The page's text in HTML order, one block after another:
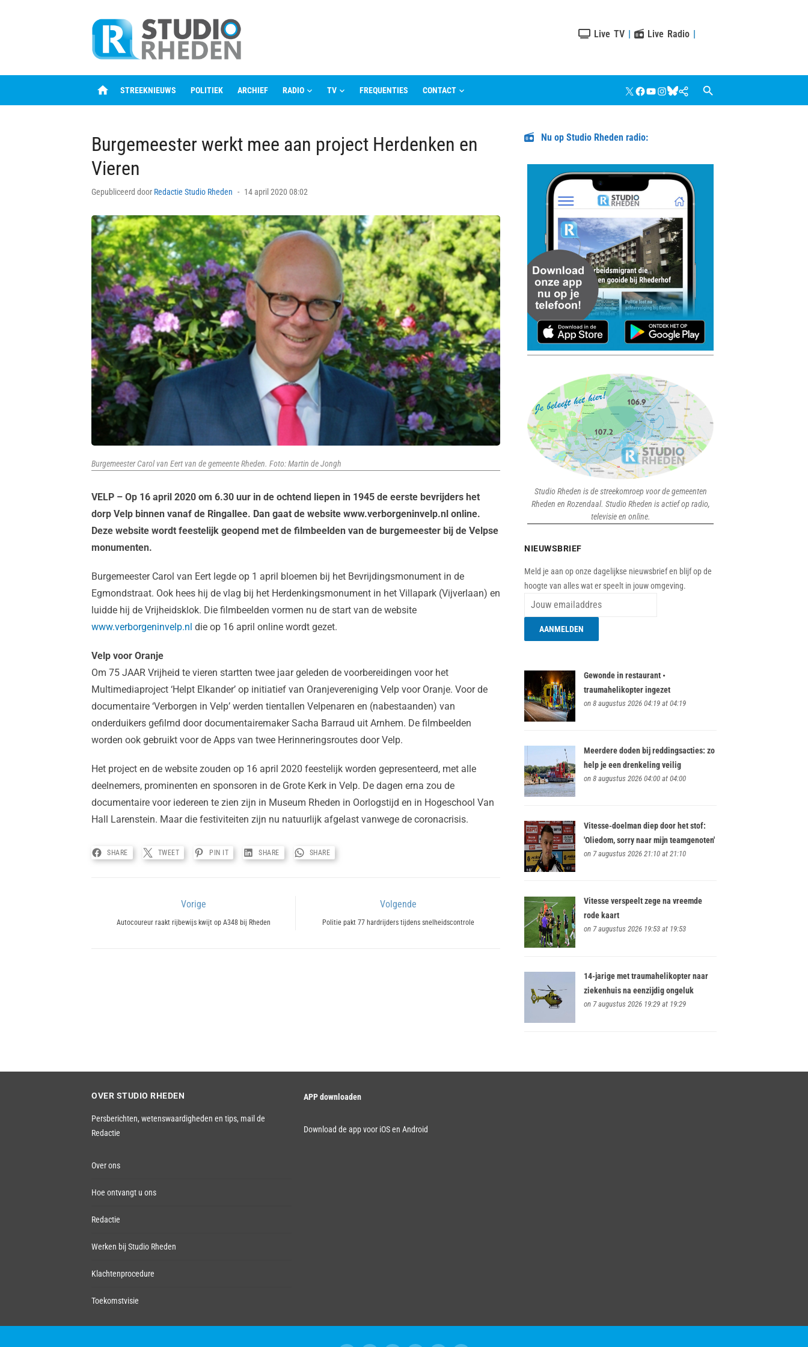
Live TV | Live Radio |
home STREEKNIEUWS POLITIEK ARCHIEF RADIO TV FREQUENTIES CONTACT X Facebook
YouTube
Instagram
Bluesky
Google
Nieuws
Burgemeester werkt mee aan project Herdenken en
Vieren
Gepubliceerd door Redactie Studio Rheden
Posted
14 april 2020 08:02
Burgemeester Carol van Eert van de gemeente Rheden. Foto: Martin de Jongh
VELP – Op 16 april 2020 om 6.30 uur in de ochtend liepen in 1945 de eerste bevrijders het
dorp Velp binnen vanaf de Ringallee. Dan gaat de website www.verborgeninvelp.nl online.
Deze website wordt feestelijk geopend met de filmbeelden van de burgemeester bij de Velpse
monumenten.
Burgemeester Carol van Eert legde op 1 april bloemen bij het Bevrijdingsmonument in de
Egmondstraat. Ook hees hij de vlag bij het Herdenkingsmonument in het Villapark (Vijverlaan) en
luidde hij de Vrijheidsklok. Die filmbeelden vormen nu de start van de website
www.verborgeninvelp.nl die op 16 april online wordt gezet.
Velp voor Oranje
Om 75 JAAR Vrijheid te vieren startten twee jaar geleden de voorbereidingen voor het
Multimediaproject ‘Helpt Elkander’ op initiatief van Oranjevereniging Velp voor Oranje. Voor de
documentaire ‘Verborgen in Velp’ werden tientallen Velpenaren en (nabestaanden) van
onderduikers gefilmd door documentairemaker Sacha Barraud uit Arnhem. De filmbeelden
worden ook gebruikt voor de Apps van twee Herinneringsroutes door Velp.
Het project en de website zouden op 16 april 2020 feestelijk worden gepresenteerd, met alle
deelnemers, prominenten en sponsoren in de Grote Kerk in Velp. De dagen erna zou de
documentaire voor iedereen te zien zijn in Museum Rheden in Oorlogstijd en in Hogeschool Van
Hall Larenstein. Maar die festiviteiten zijn nu natuurlijk afgelast vanwege de coronacrisis.
SHARE TWEET PIN IT SHARE SHARE
navigatie
Vorige
Previous
Autocoureur raakt rijbewijs kwijt op A348 bij Rheden
Volgende
Next
Politie pakt 77 hardrijders tijdens snelheidscontrole
Nu op Studio Rheden radio:
Studio Rheden is de streekomroep voor de gemeenten
Rheden en Rozendaal. Studio Rheden is actief op radio,
televisie en online.
NIEUWSBRIEF
Meld je aan op onze dagelijkse nieuwsbrief en blijf op de
hoogte van alles wat er speelt in jouw omgeving.
Gewonde in restaurant •
traumahelikopter ingezet
on 8 augustus 2026 04:19 at 04:19
Meerdere doden bij reddingsacties: zo
help je een drenkeling veilig
on 8 augustus 2026 04:00 at 04:00
Vitesse-doelman diep door het stof:
'Oliedom, sorry naar mijn teamgenoten'
on 7 augustus 2026 21:10 at 21:10
Vitesse verspeelt zege na vreemde
rode kaart
on 7 augustus 2026 19:53 at 19:53
14-jarige met traumahelikopter naar
ziekenhuis na eenzijdig ongeluk
on 7 augustus 2026 19:29 at 19:29
OVER STUDIO RHEDEN
Persberichten, wetenswaardigheden en tips, mail de
Redactie
Over ons
Hoe ontvangt u ons
Redactie
Werken bij Studio Rheden
Klachtenprocedure
Toekomstvisie
APP downloaden
Download de app voor iOS en Android